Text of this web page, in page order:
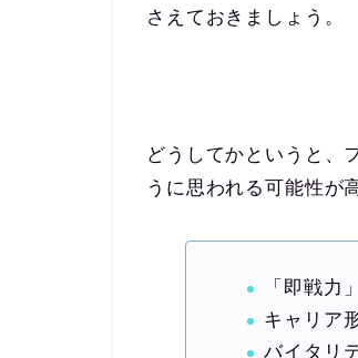
さえておきましょう。
どうしてかというと、
うに思われる可能性が
「即戦力
キャリア
バイタリ